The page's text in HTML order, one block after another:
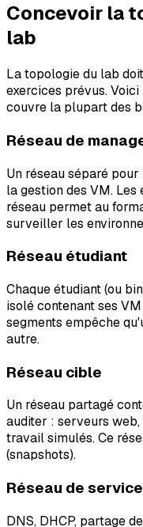
Concevoir la
lab
La topologie du lab
exercices prévus.
couvre la plupart des
Réseau de
Un réseau séparé
la gestion des VM. Les
réseau permet au
surveiller les
Réseau étudiant
Chaque étudiant (ou
isolé contenant ses
segments empêche
autre.
Réseau cible
Un réseau partagé
auditer : serveurs web,
travail simulés. Ce
(snapshots).
Réseau de
DNS, DHCP, partage